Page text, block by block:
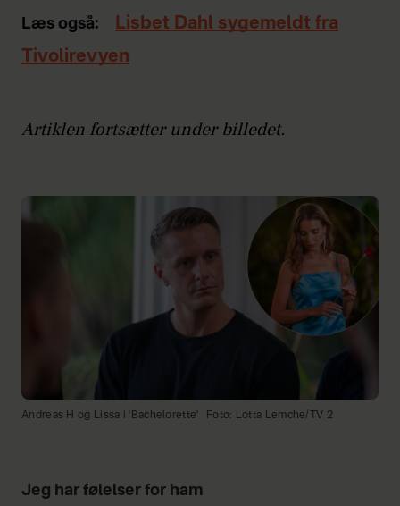
Læs også:
Lisbet Dahl sygemeldt fra
Tivolirevyen
Artiklen fortsætter under billedet.
Andreas H og Lissa i 'Bachelorette' Foto: Lotta Lemche/TV 2
Jeg har følelser for ham